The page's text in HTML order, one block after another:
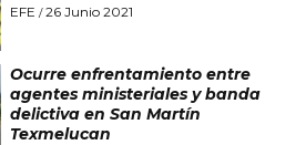
EFE /26 Junio 2021
Ocurre enfrentamiento entre
agentes ministeriales y banda
delictiva en San Martín
Texmelucan